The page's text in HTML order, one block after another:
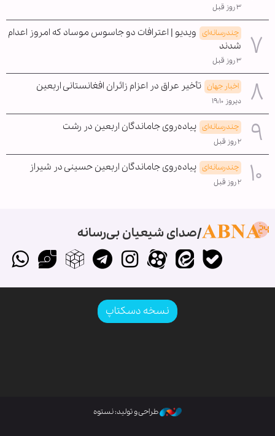
۳ روز قبل
چندرسانه‌ای ویدیو | اعترافات دو جاسوس موساد که امروز اعدام
شدند
۳ روز قبل
اخبار جهان تأخیر عراق در اعزام زائران افغانستانی اربعین
دیروز ۱۹:۱۰
چندرسانه‌ای پیاده‌روی جاماندگان اربعین در رشت
۲ روز قبل
چندرسانه‌ای پیاده‌روی جاماندگان اربعین حسینی در شیراز
۲ روز قبل
صدای شیعیان بی‌رسانه
نسخه دسکتاپ
طراحی و تولید: نستوه